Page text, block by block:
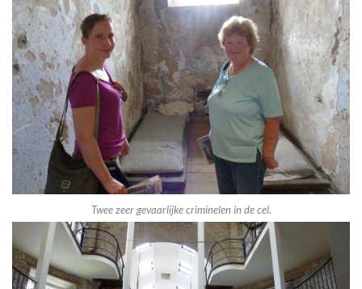
Twee zeer gevaarlijke criminelen in de cel.